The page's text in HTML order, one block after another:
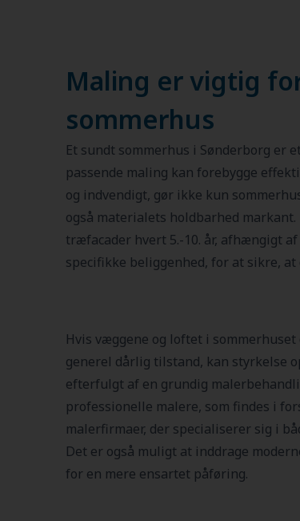
Maling er vigtig
sommerhus
Et sundt sommerhus i Sønderborg er
passende maling kan forebygge
og indvendigt, gør ikke kun
også materialets holdbarhed
træfacader hvert 5.-10. år, afhængigt
specifikke beliggenhed, for at sikre,
Hvis væggene og loftet i
generel dårlig tilstand, kan styrkelse
efterfulgt af en grundig
professionelle malere, som findes i
malerfirmaer, der specialiserer sig i
Det er også muligt at inddrage
for en mere ensartet påføring.